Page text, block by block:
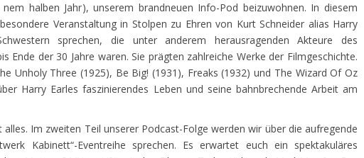
halben Jahr), unserem brandneuen Info-Pod beizuwohnen. In diesem
Veranstaltung in Stolpen zu Ehren von Kurt Schneider alias Harry
sprechen, die unter anderem herausragenden Akteure des
Ende der 30 Jahre waren. Sie prägten zahlreiche Werke der Filmgeschichte.
Unholy Three (1925), Be Big! (1931), Freaks (1932) und The Wizard Of Oz
Harry Earles faszinierendes Leben und seine bahnbrechende Arbeit am
Im zweiten Teil unserer Podcast-Folge werden wir über die aufregende
Kabinett“-Eventreihe sprechen. Es erwartet euch ein spektakuläres